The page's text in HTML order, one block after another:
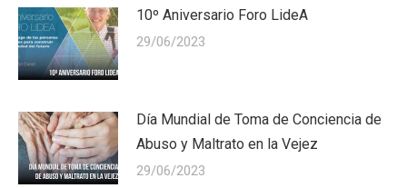
10º Aniversario Foro LideA
29/06/2023
Día Mundial de Toma de Conciencia de
Abuso y Maltrato en la Vejez
29/06/2023